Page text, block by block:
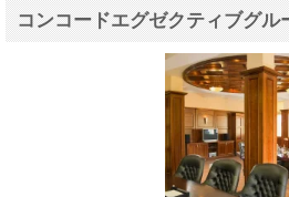
コンコードエグゼクティブグル